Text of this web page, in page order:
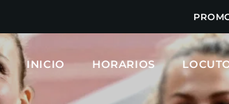
INICIO HORARIOS